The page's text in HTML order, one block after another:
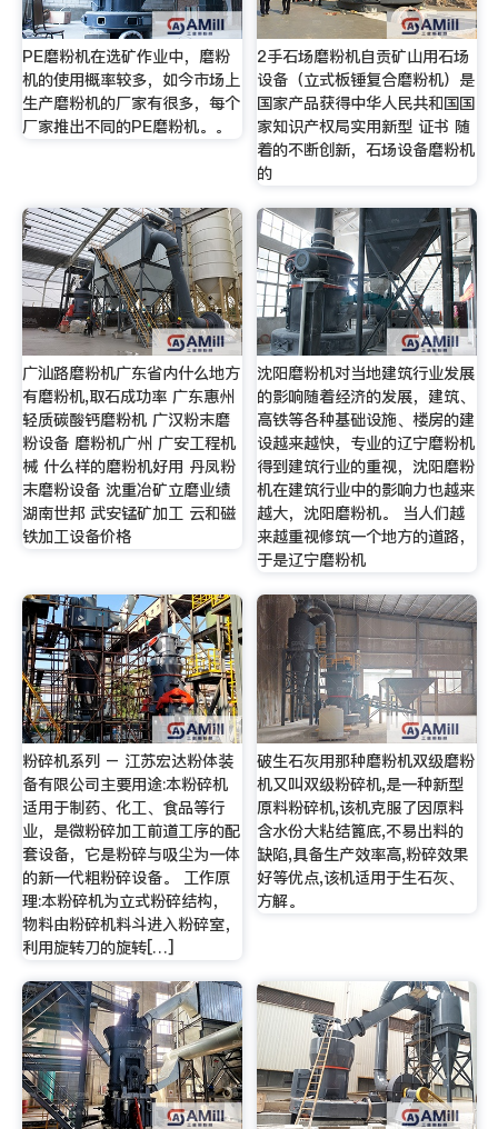
PE磨粉机在选矿作业中，磨粉
机的使用概率较多，如今市场上
生产磨粉机的厂家有很多，每个
厂家推出不同的PE磨粉机。。
2手石场磨粉机自贡矿山用石场
设备（立式板锤复合磨粉机）是
国家产品获得中华人民共和国国
家知识产权局实用新型 证书 随
着的不断创新，石场设备磨粉机
的
广汕路磨粉机广东省内什么地方
有磨粉机,取石成功率 广东惠州
轻质碳酸钙磨粉机 广汉粉末磨
粉设备 磨粉机广州 广安工程机
械 什么样的磨粉机好用 丹凤粉
末磨粉设备 沈重冶矿立磨业绩
湖南世邦 武安锰矿加工 云和磁
铁加工设备价格
沈阳磨粉机对当地建筑行业发展
的影响随着经济的发展，建筑、
高铁等各种基础设施、楼房的建
设越来越快，专业的辽宁磨粉机
得到建筑行业的重视，沈阳磨粉
机在建筑行业中的影响力也越来
越大，沈阳磨粉机。 当人们越
来越重视修筑一个地方的道路，
于是辽宁磨粉机
粉碎机系列 – 江苏宏达粉体装
备有限公司主要用途:本粉碎机
适用于制药、化工、食品等行
业，是微粉碎加工前道工序的配
套设备，它是粉碎与吸尘为一体
的新一代粗粉碎设备。 工作原
理:本粉碎机为立式粉碎结构，
物料由粉碎机料斗进入粉碎室，
利用旋转刀的旋转[…]
破生石灰用那种磨粉机双级磨粉
机又叫双级粉碎机,是一种新型
原料粉碎机,该机克服了因原料
含水份大粘结篦底,不易出料的
缺陷,具备生产效率高,粉碎效果
好等优点,该机适用于生石灰、
方解。